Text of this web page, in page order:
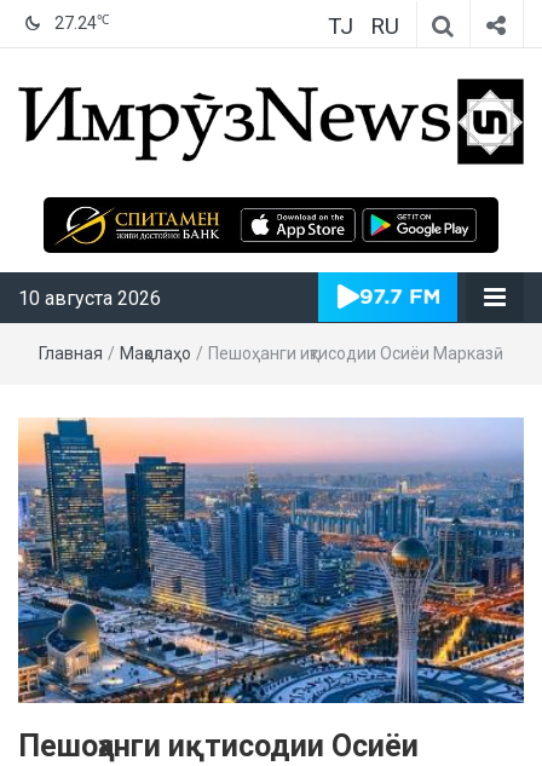
27.24℃ TJ RU
ИмрӯзNews
10 августа 2026
Главная / Мақолаҳо / Пешоҳанги иқтисодии Осиёи Марказӣ
Пешоҳанги иқтисодии Осиёи